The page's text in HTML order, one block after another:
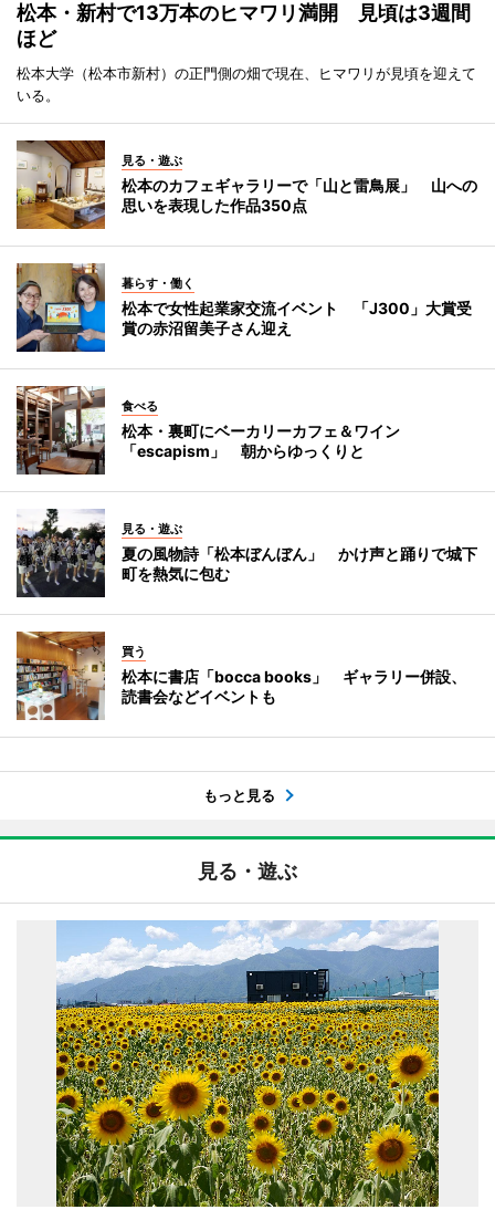
松本・新村で13万本のヒマワリ満開 見頃は3週間
ほど
松本大学（松本市新村）の正門側の畑で現在、ヒマワリが見頃を迎えて
いる。
見る・遊ぶ
松本のカフェギャラリーで「山と雷鳥展」 山への
思いを表現した作品350点
暮らす・働く
松本で女性起業家交流イベント 「J300」大賞受
賞の赤沼留美子さん迎え
食べる
松本・裏町にベーカリーカフェ＆ワイン
「escapism」 朝からゆっくりと
見る・遊ぶ
夏の風物詩「松本ぼんぼん」 かけ声と踊りで城下
町を熱気に包む
買う
松本に書店「bocca books」 ギャラリー併設、
読書会などイベントも
もっと見る
見る・遊ぶ